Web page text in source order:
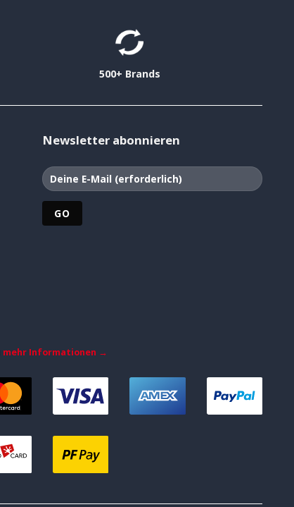
500+ Brands
Newsletter abonnieren
mehr Informationen →